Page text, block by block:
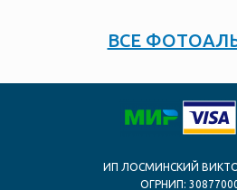
ВСЕ
ИП ЛОСМИНСКИЙ
ОГРНИП: